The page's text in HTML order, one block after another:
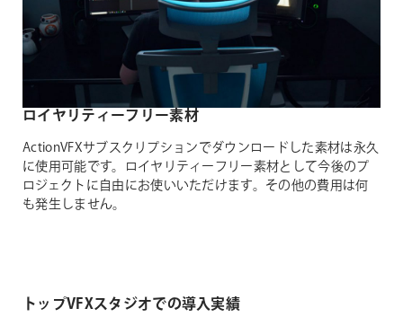
ロイヤリティーフリー素材
ActionVFXサブスクリプションでダウンロードした素材は永久
に使用可能です。ロイヤリティーフリー素材として今後のプ
ロジェクトに自由にお使いいただけます。その他の費用は何
も発生しません。
トップVFXスタジオでの導入実績